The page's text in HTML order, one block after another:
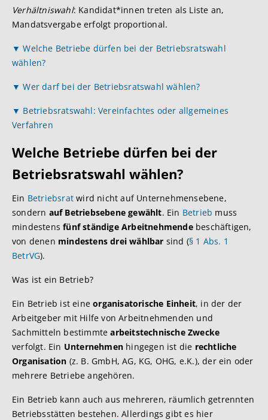
Verhältniswahl: Kandidat*innen treten als Liste an,
Mandatsvergabe erfolgt proportional.
▼ Welche Betriebe dürfen bei der Betriebsratswahl
wählen?
▼ Wer darf bei der Betriebsratswahl wählen?
▼ Betriebsratswahl: Vereinfachtes oder allgemeines
Verfahren
Welche Betriebe dürfen bei der
Betriebsratswahl wählen?
Ein Betriebsrat wird nicht auf Unternehmensebene,
sondern auf Betriebsebene gewählt. Ein Betrieb muss
mindestensfünf ständige Arbeitnehmendebeschäftigen,
von denen mindestens drei wählbar sind (§ 1 Abs. 1
BetrVG).
Was ist ein Betrieb?
Ein Betrieb ist eineorganisatorische Einheit, in der der
Arbeitgeber mit Hilfe von Arbeitnehmenden und
Sachmitteln bestimmtearbeitstechnische Zwecke
verfolgt. Ein Unternehmen hingegen ist die rechtliche
Organisation (z. B. GmbH, AG, KG, OHG, e.K.), der ein oder
mehrere Betriebe angehören.
Ein Betrieb kann auch aus mehreren, räumlich getrennten
Betriebsstätten bestehen. Allerdings gibt es hier